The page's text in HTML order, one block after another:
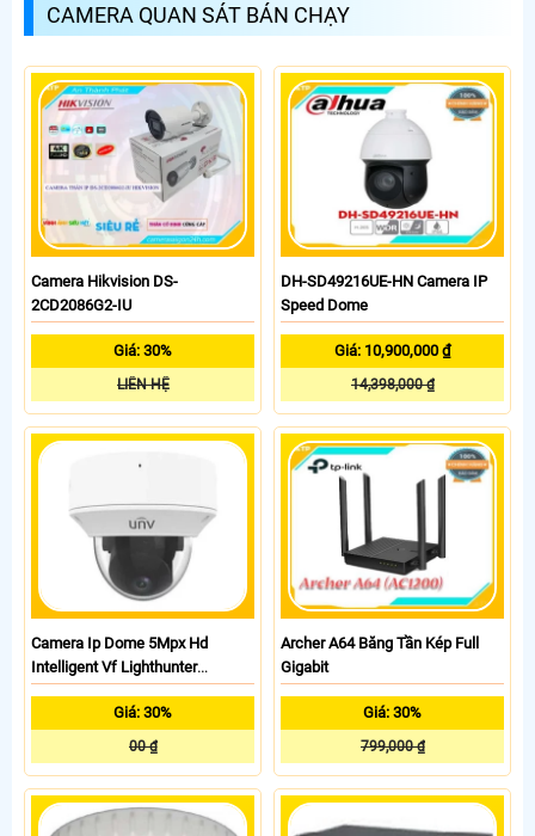
CAMERA QUAN SÁT BÁN CHẠY
Camera Hikvision DS-
2CD2086G2-IU
Giá: 30%
LIÊN HỆ
DH-SD49216UE-HN Camera IP
Speed Dome
Giá: 10,900,000 ₫
14,398,000 ₫
Camera Ip Dome 5Mpx Hd
Intelligent Vf Lighthunter
Giá: 30%
00 ₫
Archer A64 Băng Tần Kép Full
Gigabit
Giá: 30%
799,000 ₫